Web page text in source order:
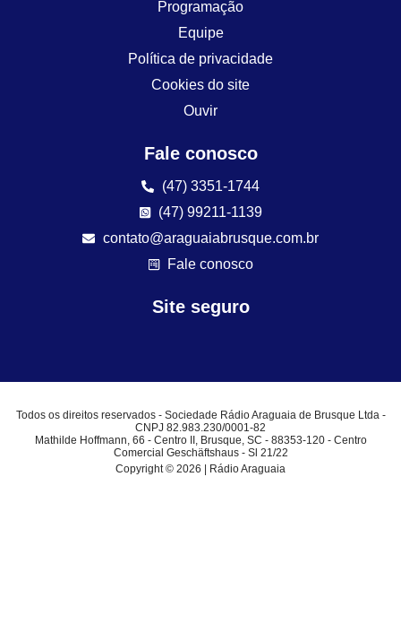
Programação
Equipe
Política de privacidade
Cookies do site
Ouvir
Fale conosco
(47) 3351-1744
(47) 99211-1139
contato@araguaiabrusque.com.br
Fale conosco
Site seguro
Todos os direitos reservados - Sociedade Rádio Araguaia de Brusque Ltda -
CNPJ 82.983.230/0001-82
Mathilde Hoffmann, 66 - Centro II, Brusque, SC - 88353-120 - Centro
Comercial Geschäftshaus - Sl 21/22
Copyright © 2026 | Rádio Araguaia